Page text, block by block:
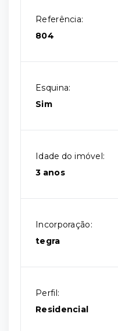
Referência:
804
Esquina:
Sim
Idade do imóvel:
3 anos
Incorporação:
tegra
Perfil:
Residencial